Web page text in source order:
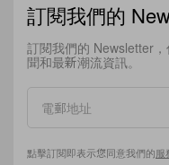
訂閱我們的
訂閱我們的 Newsletter
聞和最新潮流資訊。
點擊訂閱即表示您同意我們的服